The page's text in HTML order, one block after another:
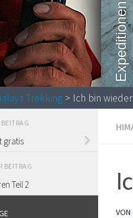
Trekking > Ich bin
VON
gratis
BEITRAG
Teil 2